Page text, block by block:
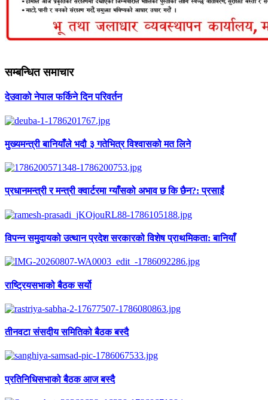
सम्बन्धित समाचार
देउवाको नेपाल फर्किने दिन परिवर्तन
मुख्यमन्त्री बानियाँले भदौ ३ गतेभित्र विश्वासको मत लिने
प्रधानमन्त्री र मन्त्री क्वार्टरमा ग्याँसको अभाव छ कि छैन?: प्रसाईं
विपन्न समुदायको उत्थान प्रदेश सरकारको विशेष प्राथमिकता: बानियाँ
राष्ट्रियसभाको बैठक सर्यो
तीनवटा संसदीय समितिको बैठक बस्दै
प्रतिनिधिसभाको बैठक आज बस्दै